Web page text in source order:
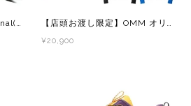
OOFOS ウーフォス Ooriginal(ウーオリジナル) 200001 メンズ・レディース リカバリーサンダル 厚底 【店頭お渡し限定】OMM オリジナルマウンテンマラソン CORE HOODIE コアパーカー OC154 メンズ・レディース インサレーション素材のフード付きベースレイヤー
¥20,900